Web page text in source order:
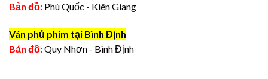
Bản đồ: Phú Quốc - Kiên Giang
Ván phủ phim tại Bình Định
Bản đồ:Quy Nhơn - Bình Định